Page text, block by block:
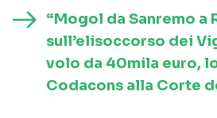
“Mogol da Sanremo a
sull’elisoccorso dei
volo da 40mila euro,
Codacons alla Corte